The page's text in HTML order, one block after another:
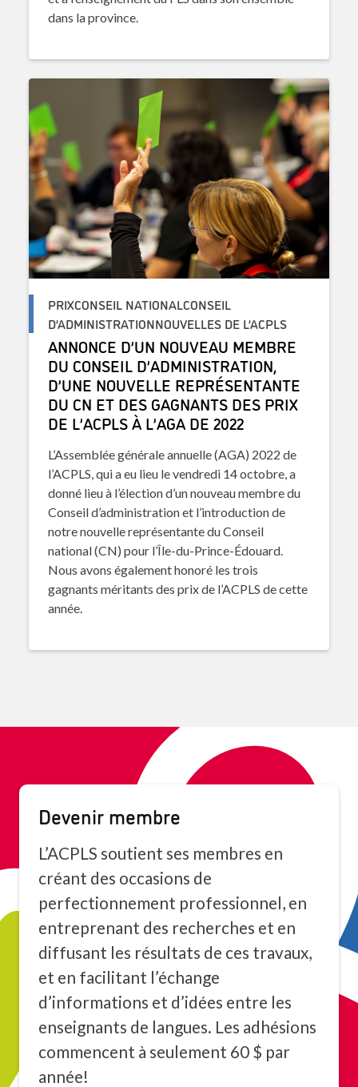
dans la province.
PRIXCONSEIL NATIONALCONSEIL
D’ADMINISTRATIONNOUVELLES DE L’ACPLS
ANNONCE D’UN NOUVEAU MEMBRE
DU CONSEIL D’ADMINISTRATION,
D’UNE NOUVELLE REPRÉSENTANTE
DU CN ET DES GAGNANTS DES PRIX
DE L’ACPLS À L’AGA DE 2022
L’Assemblée générale annuelle (AGA) 2022 de
l’ACPLS, qui a eu lieu le vendredi 14 octobre, a
donné lieu à l’élection d’un nouveau membre du
Conseil d’administration et l’introduction de
notre nouvelle représentante du Conseil
national (CN) pour l’Île-du-Prince-Édouard.
Nous avons également honoré les trois
gagnants méritants des prix de l’ACPLS de cette
année.
Devenir membre
L’ACPLS soutient ses membres en
créant des occasions de
perfectionnement professionnel, en
entreprenant des recherches et en
diffusant les résultats de ces travaux,
et en facilitant l’échange
d’informations et d’idées entre les
enseignants de langues. Les adhésions
commencent à seulement 60 $ par
année!